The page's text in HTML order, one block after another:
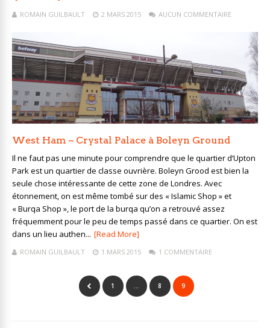
ROMAIN GUILBAULT 2 MARS 2015 AUCUN COMMENTAIRE
West Ham – Crystal Palace à Boleyn Ground
Il ne faut pas une minute pour comprendre que le quartier d’Upton
Park est un quartier de classe ouvrière. Boleyn Grood est bien la
seule chose intéressante de cette zone de Londres. Avec
étonnement, on est même tombé sur des « Islamic Shop » et
« Burqa Shop », le port de la burqa qu’on a retrouvé assez
fréquemment pour le peu de temps passé dans ce quartier. On est
dans un lieu authen... [Read More]
ROMAIN GUILBAULT 1 MARS 2015 1 COMMENTAIRE
1 8 9